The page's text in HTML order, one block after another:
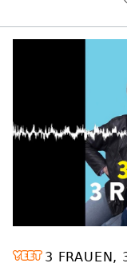
3 FRAUEN,